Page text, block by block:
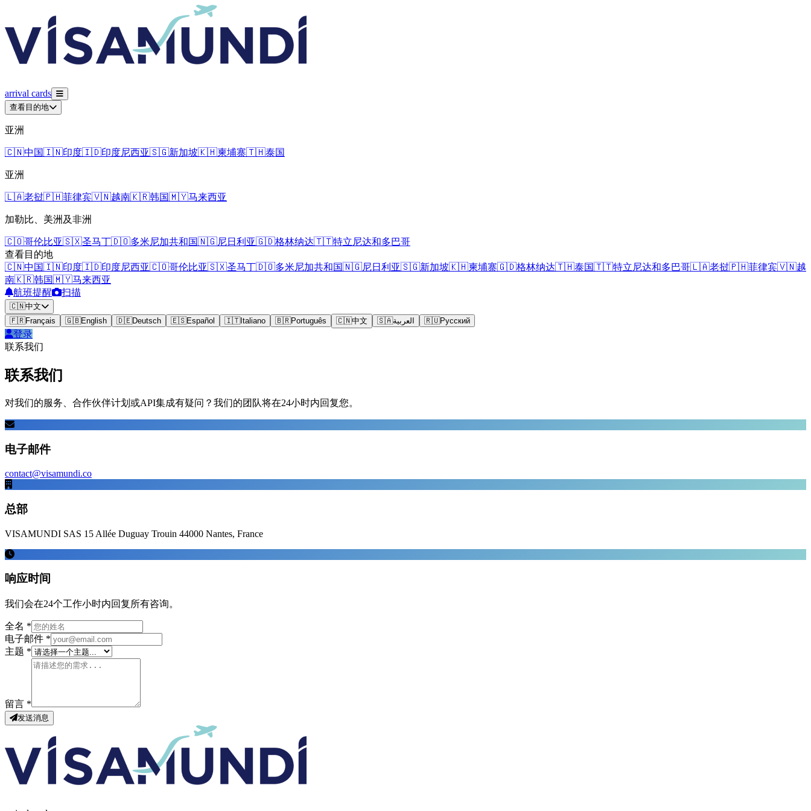
arrival cards
查看目的地
亚洲
🇨🇳中国🇮🇳印度🇮🇩印度尼西亚🇸🇬新加坡🇰🇭柬埔寨🇹🇭泰国
亚洲
🇱🇦老挝🇵🇭菲律宾🇻🇳越南🇰🇷韩国🇲🇾马来西亚
加勒比、美洲及非洲
🇨🇴哥伦比亚🇸🇽圣马丁🇩🇴多米尼加共和国🇳🇬尼日利亚🇬🇩格林纳达🇹🇹特立尼达和多巴哥
查看目的地
🇨🇳中国🇮🇳印度🇮🇩印度尼西亚🇨🇴哥伦比亚🇸🇽圣马丁🇩🇴多米尼加共和国🇳🇬尼日利亚🇸🇬新加坡🇰🇭柬埔寨🇬🇩格林纳达🇹🇭泰国🇹🇹特立尼达和多巴哥🇱🇦老挝🇵🇭菲律宾🇻🇳越
南🇰🇷韩国🇲🇾马来西亚
航班提醒
扫描
🇨🇳中文
🇫🇷Français 🇬🇧English 🇩🇪Deutsch 🇪🇸Español 🇮🇹Italiano 🇧🇷Português 🇨🇳中文 🇸🇦العربية 🇷🇺Русский
登录
联系我们
联系我们
对我们的服务、合作伙伴计划或API集成有疑问？我们的团队将在24小时内回复您。
电子邮件
contact@visamundi.co
总部
VISAMUNDI SAS 15 Allée Duguay Trouin 44000 Nantes, France
响应时间
我们会在24个工作小时内回复所有咨询。
全名 *
电子邮件 *
主题 *
留言 *
发送消息